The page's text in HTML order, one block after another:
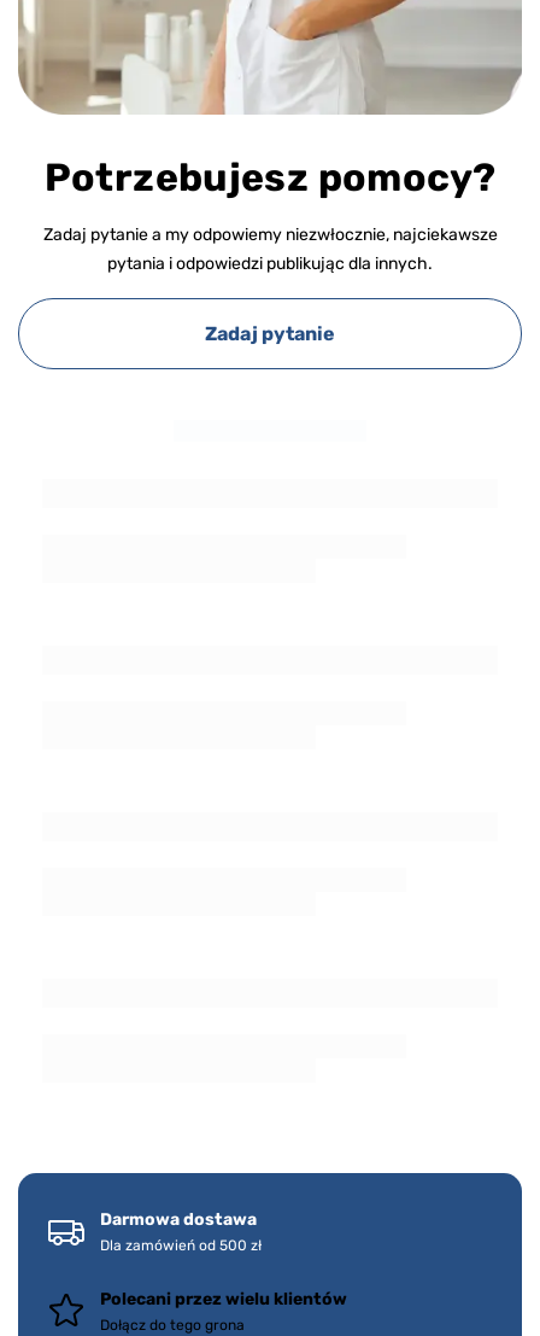
Potrzebujesz pomocy?
Zadaj pytanie a my odpowiemy niezwłocznie, najciekawsze
pytania i odpowiedzi publikując dla innych.
Zadaj pytanie
Darmowa dostawa
Dla zamówień od 500 zł
Polecani przez wielu klientów
Dołącz do tego grona